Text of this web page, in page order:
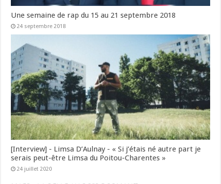
Une semaine de rap du 15 au 21 septembre 2018
24 septembre 2018
[Interview] - Limsa D’Aulnay - « Si j’étais né autre part je
serais peut-être Limsa du Poitou-Charentes »
24 juillet 2020